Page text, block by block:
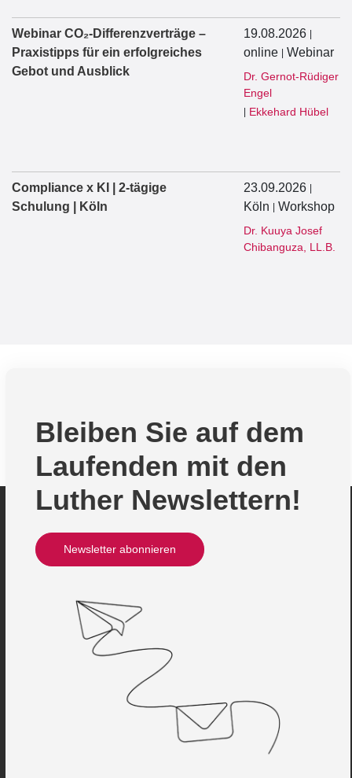
Webinar CO₂-Differenzverträge –
Praxistipps für ein erfolgreiches
Gebot und Ausblick
19.08.2026
online Webinar
Dr. Gernot-Rüdiger
Engel
Ekkehard Hübel
Compliance x KI | 2-tägige
Schulung | Köln
23.09.2026
Köln Workshop
Dr. Kuuya Josef
Chibanguza, LL.B.
Bleiben Sie auf dem
Laufenden mit den
Luther Newslettern!
Newsletter abonnieren